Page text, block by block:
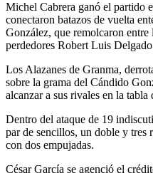
Michel Cabrera ganó el partido
conectaron batazos de vuelta
González, que remolcaron
perdedores Robert Luis
Los Alazanes de Granma,
sobre la grama del Cándido
alcanzar a sus rivales en la tabla
Dentro del ataque de 19
par de sencillos, un doble y
con dos empujadas.
César García se agenció el